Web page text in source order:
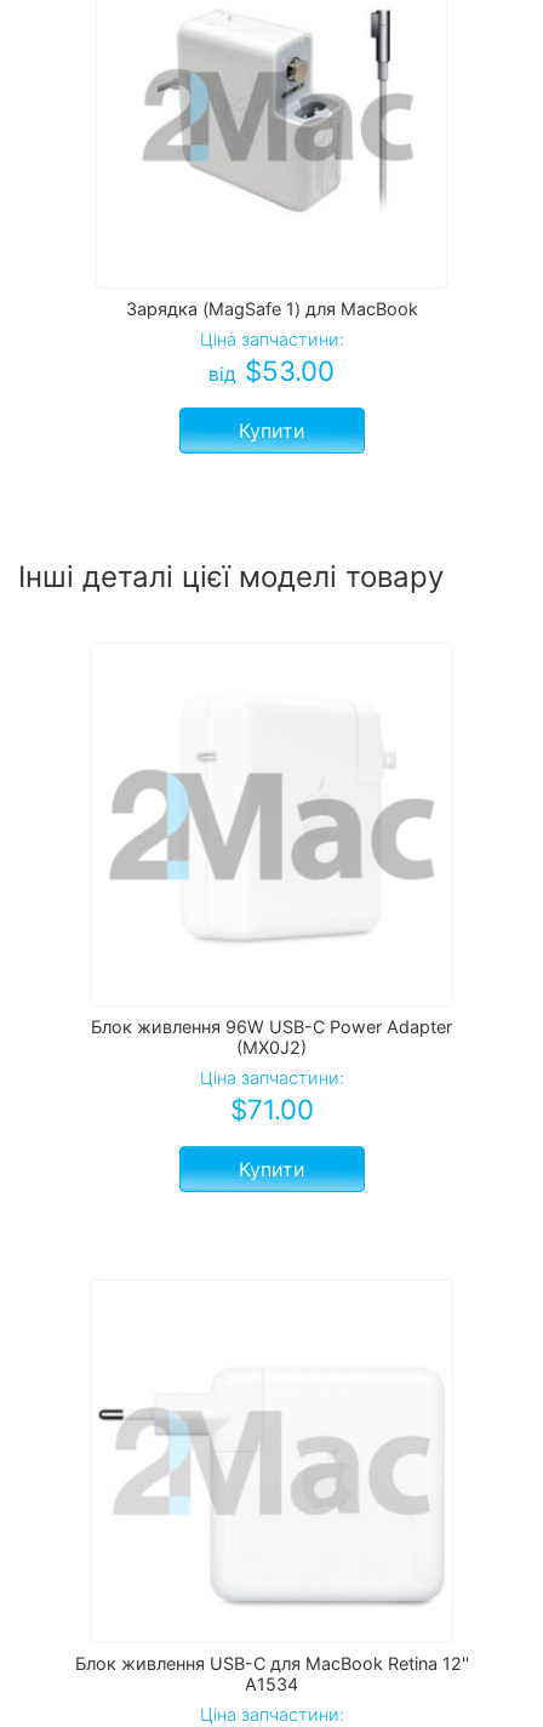
Зарядка (MagSafe 1) для MacBook
Ціна запчастини:
від $53.00
Купити
Інші деталі цієї моделі товару
Блок живлення 96W USB-C Power Adapter
(MX0J2)
Ціна запчастини:
$71.00
Купити
Блок живлення USB-C для MacBook Retina 12''
A1534
Ціна запчастини: